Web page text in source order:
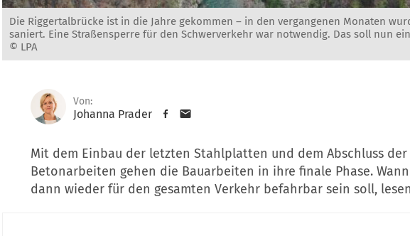
Die Riggertalbrücke ist in die Jahre gekommen – in den vergangenen Monaten
saniert. Eine Straßensperre für den Schwerverkehr war notwendig. Das soll nun
© LPA
Von:
Johanna Prader
Mit dem Einbau der letzten Stahlplatten und dem Abschluss der
Betonarbeiten gehen die Bauarbeiten in ihre finale Phase.
dann wieder für den gesamten Verkehr befahrbar sein soll,